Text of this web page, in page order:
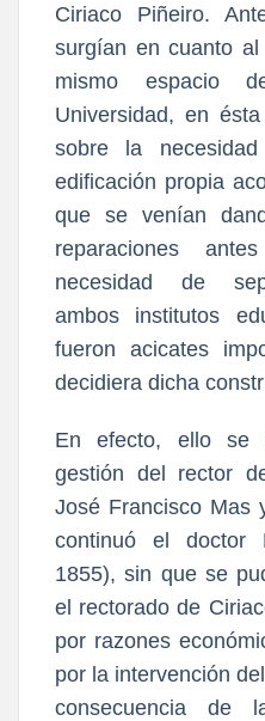
Ciriaco Piñeiro.
surgían en cuanto
mismo espacio
Universidad, en
sobre la
edificación propia
que se venían
reparaciones
necesidad de
ambos institutos
fueron acicates
decidiera dicha
En efecto, ello se
gestión del rector
José Francisco Mas
continuó el doctor
1855), sin que se
el rectorado de
por razones
por la intervención
consecuencia de